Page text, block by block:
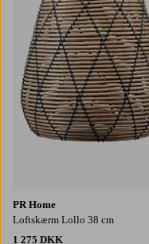
PR Home
Loftskærm Lollo 38 cm
1 275 DKK